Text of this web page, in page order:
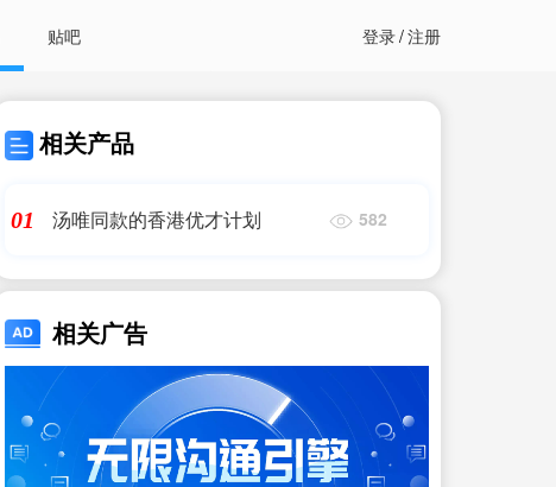
贴吧 登录/注册
相关产品
01 汤唯同款的香港优才计划 582
相关广告